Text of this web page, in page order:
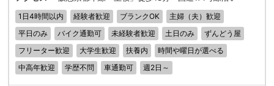
1日4時間以内 経験者歓迎 ブランクOK
主婦（夫）歓迎
平日のみ
バイク通勤可 未経験者歓迎 土日のみ
ずんどう屋
フリーター歓迎
大学生歓迎 扶養内
時間や曜日が選べる
中高年歓迎
学歴不問 車通勤可 週2日～